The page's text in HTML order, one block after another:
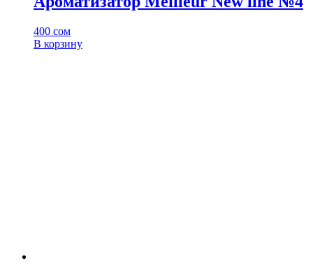
400 сом
В корзину